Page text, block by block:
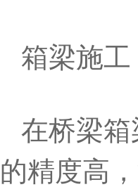
箱梁施工
在桥梁
的精度高